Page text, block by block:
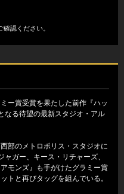
認ください。
ー賞受賞を果たした前作『ハッ
なる待望の最新スタジオ・アル
部のメトロポリス・スタジオに
ガー、キース・リチャーズ、
モンズ』も手がけたグラミー賞
トと再びタッグを組んでいる。